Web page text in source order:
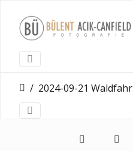
2024-09-21 Waldfahrer Erbenheim